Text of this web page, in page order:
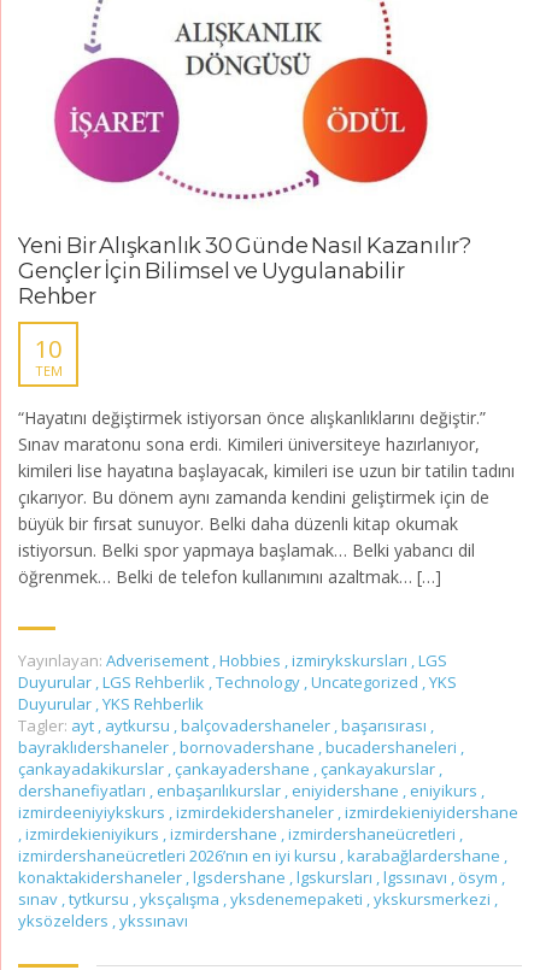
Yeni Bir Alışkanlık 30 Günde Nasıl Kazanılır?
Gençler İçin Bilimsel ve Uygulanabilir
Rehber
10
TEM
“Hayatını değiştirmek istiyorsan önce alışkanlıklarını değiştir.”
Sınav maratonu sona erdi. Kimileri üniversiteye hazırlanıyor,
kimileri lise hayatına başlayacak, kimileri ise uzun bir tatilin tadını
çıkarıyor. Bu dönem aynı zamanda kendini geliştirmek için de
büyük bir fırsat sunuyor. Belki daha düzenli kitap okumak
istiyorsun. Belki spor yapmaya başlamak… Belki yabancı dil
öğrenmek… Belki de telefon kullanımını azaltmak… […]
Yayınlayan: Adverisement ,Hobbies ,izmirykskursları ,LGS
Duyurular ,LGS Rehberlik ,Technology ,Uncategorized ,YKS
Duyurular ,YKS Rehberlik
Tagler: ayt , aytkursu ,balçovadershaneler ,başarısırası ,
bayraklıdershaneler ,bornovadershane ,bucadershaneleri ,
çankayadakikurslar , çankayadershane , çankayakurslar ,
dershanefiyatları , enbaşarılıkurslar , eniyidershane , eniyikurs ,
izmirdeeniyiykskurs ,izmirdekidershaneler ,izmirdekieniyidershane
,izmirdekieniyikurs ,izmirdershane ,izmirdershaneücretleri ,
izmirdershaneücretleri 2026’nın en iyi kursu ,karabağlardershane ,
konaktakidershaneler ,lgsdershane ,lgskursları ,lgssınavı , ösym ,
sınav ,tytkursu ,yksçalışma ,yksdenemepaketi ,ykskursmerkezi ,
yksözelders ,ykssınavı